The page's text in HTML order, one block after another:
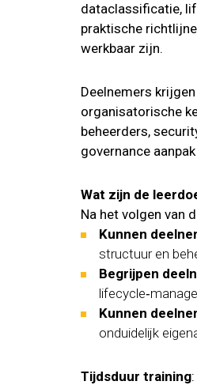
dataclassificatie,
praktische
werkbaar zijn.
Deelnemers
organisatorische
beheerders,
governance
Wat zijn de
Na het volgen van
Kunnen
structuur en
Begrijpen
Kunnen
onduidelijk
Tijdsduur training